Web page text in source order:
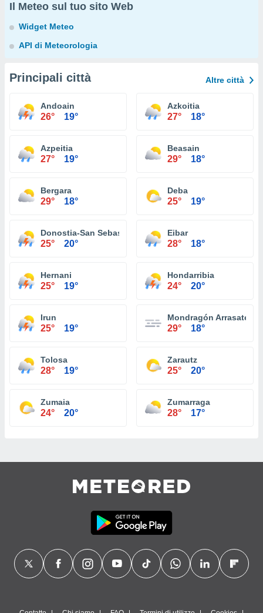
Il Meteo sul tuo sito Web
Widget Meteo
API di Meteorologia
Principali città Altre città
Andoain
26° 19°
Azkoitia
27° 18°
Azpeitia
27° 19°
Beasain
29° 18°
Bergara
29° 18°
Deba
25° 19°
Donostia-San Sebastián
25° 20°
Eibar
28° 18°
Hernani
25° 19°
Hondarribia
24° 20°
Irun
25° 19°
Mondragón Arrasate
29° 18°
Tolosa
28° 19°
Zarautz
25° 20°
Zumaia
24° 20°
Zumarraga
28° 17°